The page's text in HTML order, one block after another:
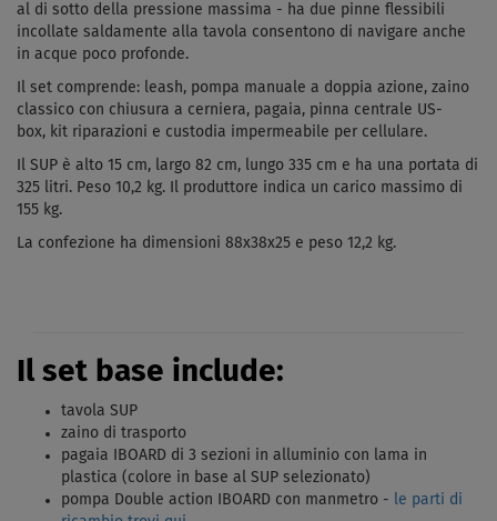
al di sotto della pressione massima - ha due pinne flessibili
incollate saldamente alla tavola consentono di navigare anche
in acque poco profonde.
Il set comprende: leash, pompa manuale a doppia azione, zaino
classico con chiusura a cerniera, pagaia, pinna centrale US-
box, kit riparazioni e custodia impermeabile per cellulare.
Il SUP è alto 15 cm, largo 82 cm, lungo 335 cm e ha una portata di
325 litri. Peso 10,2 kg. Il produttore indica un carico massimo di
155 kg.
La confezione ha dimensioni 88x38x25 e peso 12,2 kg.
Il set base include:
tavola SUP
zaino di trasporto
pagaia IBOARD di 3 sezioni in alluminio con lama in
plastica (colore in base al SUP selezionato)
pompa Double action IBOARD con manmetro - le parti di